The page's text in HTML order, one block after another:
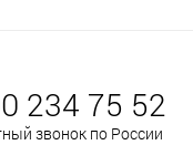
234 75 52
звонок по России